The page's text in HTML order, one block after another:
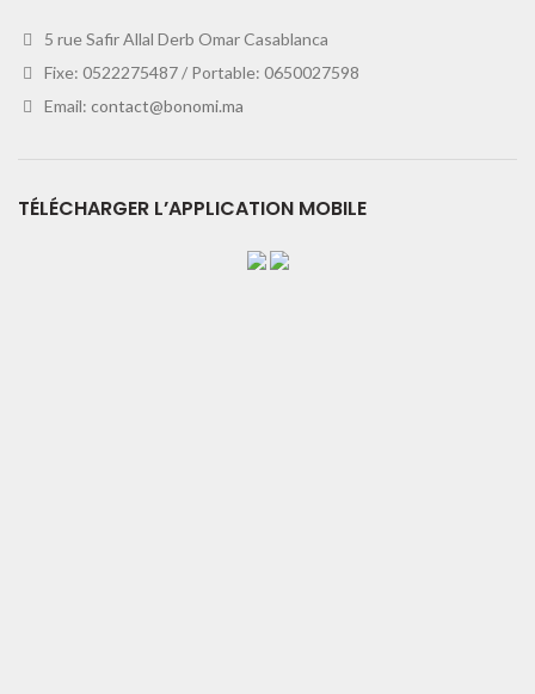
5 rue Safir Allal Derb Omar Casablanca
Fixe: 0522275487 / Portable: 0650027598
Email: contact@bonomi.ma
TÉLÉCHARGER L’APPLICATION MOBILE